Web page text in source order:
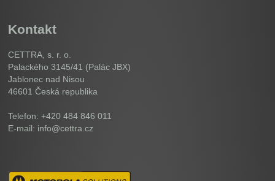
Kontakt
CETTRA, s. r. o.
Palackého 3145/41 (Palác JBX)
Jablonec nad Nisou
46601Česká republika
Telefon: +420 484 846 011
E-mail: info@cettra.cz